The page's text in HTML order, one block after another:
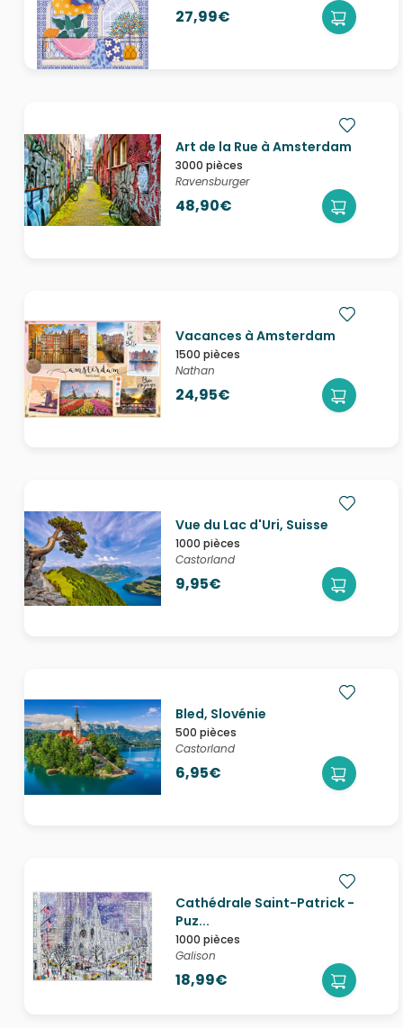
27,99€
Art de la Rue à Amsterdam
3000 pièces
Ravensburger
48,90€
Vacances à Amsterdam
1500 pièces
Nathan
24,95€
Vue du Lac d'Uri, Suisse
1000 pièces
Castorland
9,95€
Bled, Slovénie
500 pièces
Castorland
6,95€
Cathédrale Saint-Patrick -
Puz...
1000 pièces
Galison
18,99€